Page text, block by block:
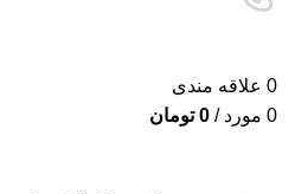
0 علاقه مندی
0 مورد /
0 تومان